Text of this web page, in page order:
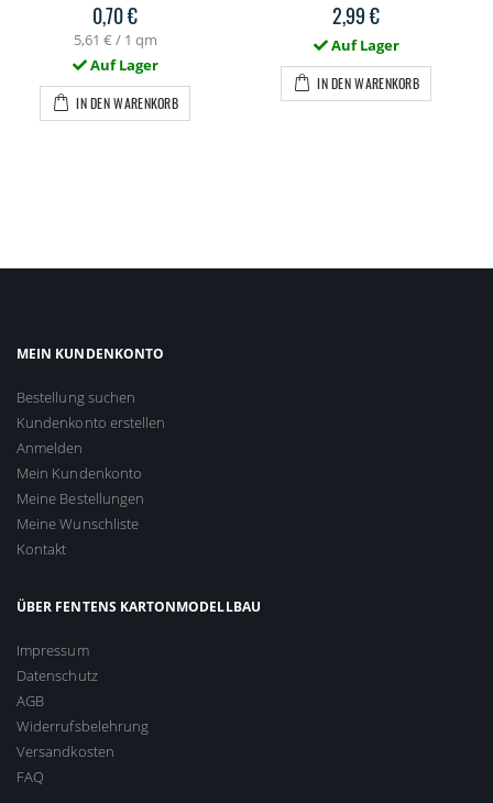
0,70 €
5,61 € / 1 qm
Auf Lager
IN DEN WARENKORB
2,99 €
Auf Lager
IN DEN WARENKORB
MEIN KUNDENKONTO
Bestellung suchen
Kundenkonto erstellen
Anmelden
Mein Kundenkonto
Meine Bestellungen
Meine Wunschliste
Kontakt
ÜBER FENTENS KARTONMODELLBAU
Impressum
Datenschutz
AGB
Widerrufsbelehrung
Versandkosten
FAQ